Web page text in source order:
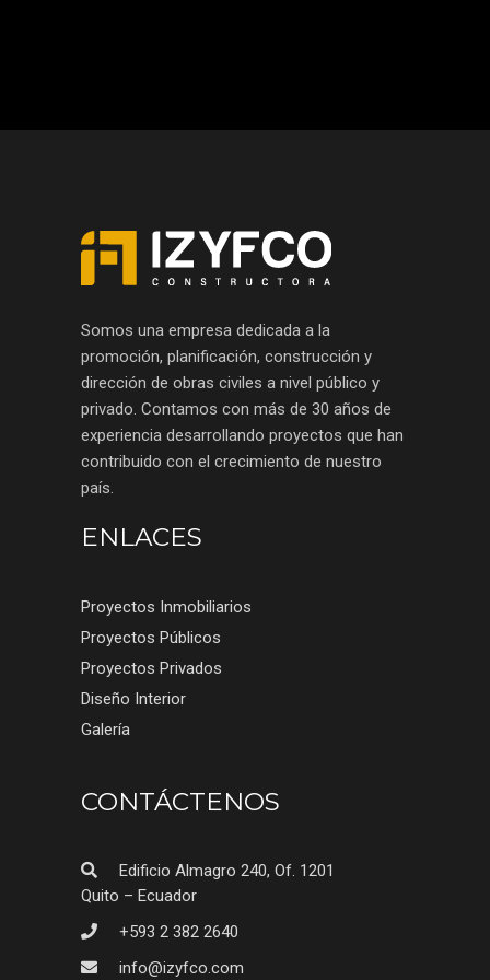
Somos una empresa dedicada a la
promoción, planificación, construcción y
dirección de obras civiles a nivel público y
privado. Contamos con más de 30 años de
experiencia desarrollando proyectos que han
contribuido con el crecimiento de nuestro
país.
ENLACES
Proyectos Inmobiliarios
Proyectos Públicos
Proyectos Privados
Diseño Interior
Galería
CONTÁCTENOS
Edificio Almagro 240, Of. 1201
Quito – Ecuador
+593 2 382 2640
info@izyfco.com